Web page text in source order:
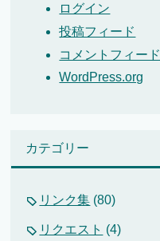
ログイン
投稿フィード
コメントフィード
WordPress.org
カテゴリー
リンク集 (80)
リクエスト (4)